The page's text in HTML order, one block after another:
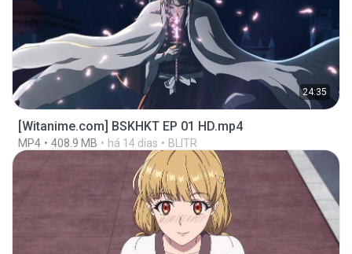
24:35
[Witanime.com] BSKHKT EP 01 HD.mp4
MP4 408.9 MB há 14 dias BLITR